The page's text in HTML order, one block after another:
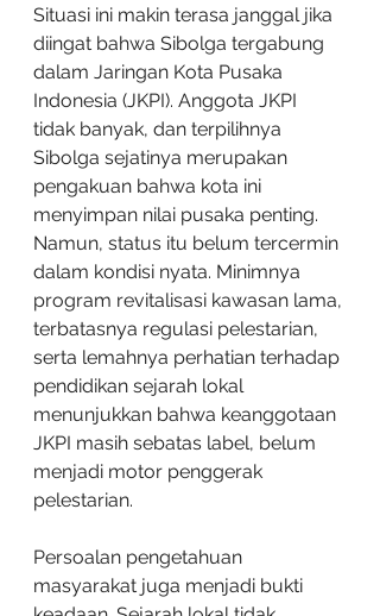
Situasi ini makin terasa janggal jika
diingat bahwa Sibolga tergabung
dalam Jaringan Kota Pusaka
Indonesia (JKPI). Anggota JKPI
tidak banyak, dan terpilihnya
Sibolga sejatinya merupakan
pengakuan bahwa kota ini
menyimpan nilai pusaka penting.
Namun, status itu belum tercermin
dalam kondisi nyata. Minimnya
program revitalisasi kawasan lama,
terbatasnya regulasi pelestarian,
serta lemahnya perhatian terhadap
pendidikan sejarah lokal
menunjukkan bahwa keanggotaan
JKPI masih sebatas label, belum
menjadi motor penggerak
pelestarian.
Persoalan pengetahuan
masyarakat juga menjadi bukti